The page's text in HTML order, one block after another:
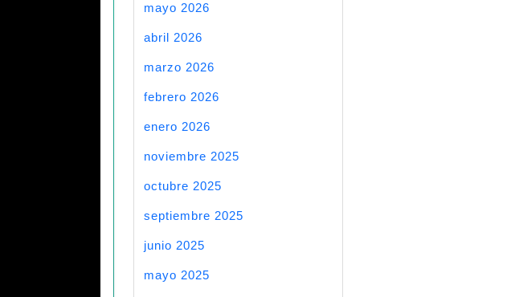
mayo 2026
abril 2026
marzo 2026
febrero 2026
enero 2026
noviembre 2025
octubre 2025
septiembre 2025
junio 2025
mayo 2025